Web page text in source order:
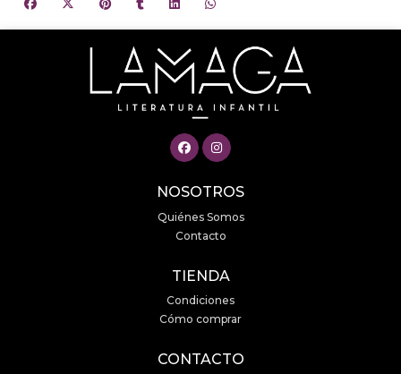
NOSOTROS
Quiénes Somos
Contacto
TIENDA
Condiciones
Cómo comprar
CONTACTO